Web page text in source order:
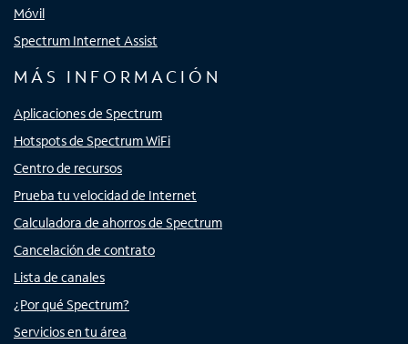
Móvil
Spectrum Internet Assist
MÁS INFORMACIÓN
Aplicaciones de Spectrum
Hotspots de Spectrum WiFi
Centro de recursos
Prueba tu velocidad de Internet
Calculadora de ahorros de Spectrum
Cancelación de contrato
Lista de canales
¿Por qué Spectrum?
Servicios en tu área